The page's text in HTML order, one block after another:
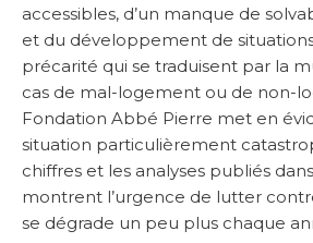
accessibles, d’un manque de
et du développement de
précarité qui se traduisent par la
cas de mal-logement ou de non-
Fondation Abbé Pierre met en
situation particulièrement
chiffres et les analyses publiés
montrent l’urgence de lutter
se dégrade un peu plus chaque